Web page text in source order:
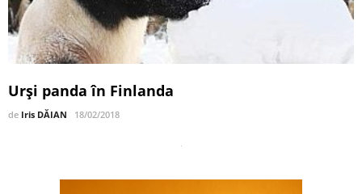
Urși panda în Finlanda
de Iris DĂIAN 18/02/2018